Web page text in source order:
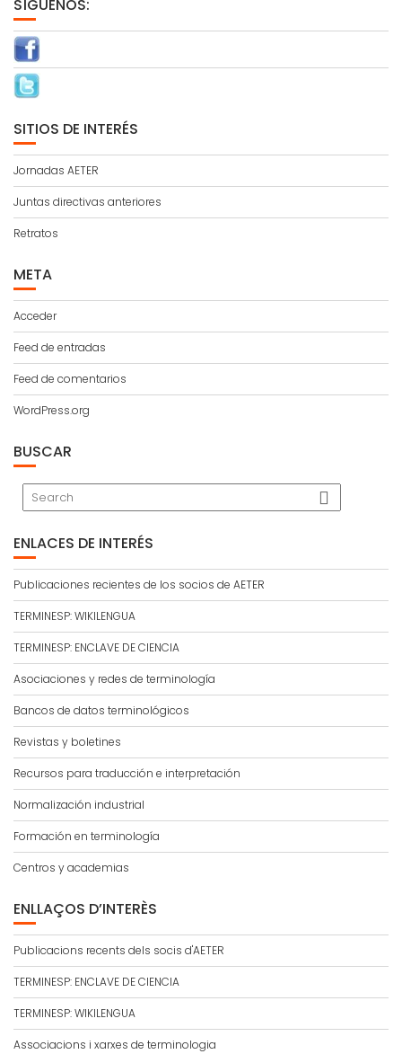
SÍGUENOS:
SITIOS DE INTERÉS
Jornadas AETER
Juntas directivas anteriores
Retratos
META
Acceder
Feed de entradas
Feed de comentarios
WordPress.org
BUSCAR
ENLACES DE INTERÉS
Publicaciones recientes de los socios de AETER
TERMINESP: WIKILENGUA
TERMINESP: ENCLAVE DE CIENCIA
Asociaciones y redes de terminología
Bancos de datos terminológicos
Revistas y boletines
Recursos para traducción e interpretación
Normalización industrial
Formación en terminología
Centros y academias
ENLLAÇOS D’INTERÈS
Publicacions recents dels socis d'AETER
TERMINESP: ENCLAVE DE CIENCIA
TERMINESP: WIKILENGUA
Associacions i xarxes de terminologia